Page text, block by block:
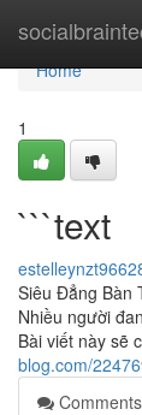
Home
Home
1
```text
Siêu Đẳng Bàn
Nhiều người
Bài viết này sẽ
blog.com/
Comments